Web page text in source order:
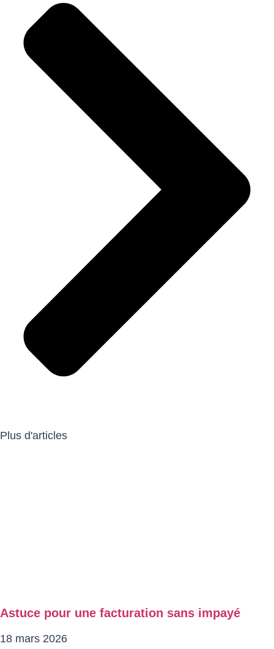
Plus d'articles
Astuce pour une facturation sans impayé
18 mars 2026